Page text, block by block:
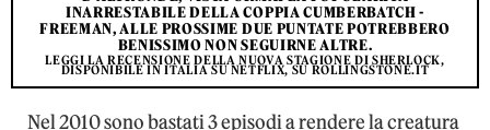
INARRESTABILE DELLA COPPIA CUMBERBATCH -
FREEMAN, ALLE PROSSIME DUE PUNTATE POTREBBERO
BENISSIMO NON SEGUIRNE ALTRE.
LEGGI LA RECENSIONE DELLA NUOVA STAGIONE DI SHERLOCK,
DISPONIBILE IN ITALIA SU NETFLIX, SU ROLLINGSTONE.IT
Nel 2010 sono bastati 3 episodi a rendere la creatura